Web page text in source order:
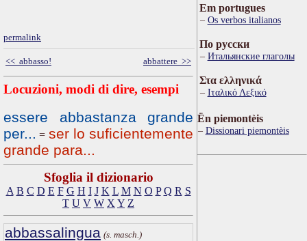
permalink
<< abbasso! abbattere >>
Locuzioni, modi di dire, esempi
essere abbastanza grande
per... = ser lo suficientemente
grande para...
Sfoglia il dizionario
A B C D E F G H I J K L M N O P Q R S
T U V W X Y Z
abbassalingua (s. masch.)
Em portugues
Os verbos italianos
По русски
Итальянские глаголы
Στα ελληνικά
Ιταλικό Λεξικό
Ën piemontèis
Dissionari piemontèis